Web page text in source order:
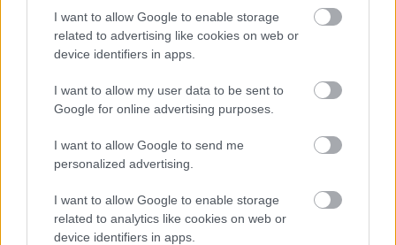
I want to allow Google to enable storage
related to advertising like cookies on web or
device identifiers in apps.
I want to allow my user data to be sent to
Google for online advertising purposes.
I want to allow Google to send me
personalized advertising.
I want to allow Google to enable storage
related to analytics like cookies on web or
device identifiers in apps.
Jamie Cullum?????????
egy jazz-oldalon????????
nem értem, de ez csak az én véleményem...
zoli vagyok
(V)Ad(r)i: hidd el, jó, hogy van - élő példa vagyok az
utolsó bekezdésben említettekre :)